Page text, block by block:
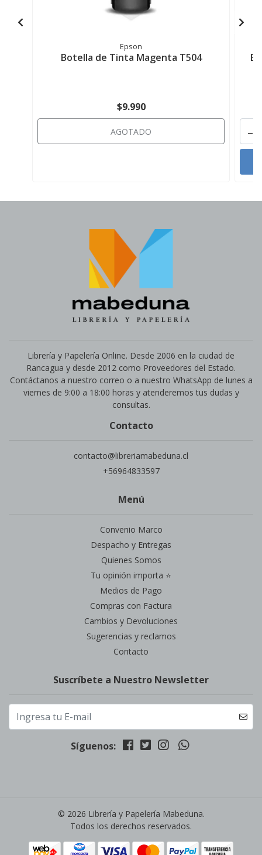
Epson
Botella de Tinta Magenta T504
$9.990
AGOTADO -
Librería y Papelería Online. Desde 2006 en la ciudad de
Rancagua y desde 2012 como Proveedores del Estado.
Contáctanos a nuestro correo o a nuestro WhatsApp de lunes a
viernes de 9:00 a 18:00 horas y atenderemos tus dudas y
consultas.
Contacto
contacto@libreriamabeduna.cl
+56964833597
Menú
Convenio Marco
Despacho y Entregas
Quienes Somos
Tu opinión importa ⭐
Medios de Pago
Compras con Factura
Cambios y Devoluciones
Sugerencias y reclamos
Contacto
Suscríbete a Nuestro Newsletter
Síguenos:
© 2026 Librería y Papelería Mabeduna.
Todos los derechos reservados.